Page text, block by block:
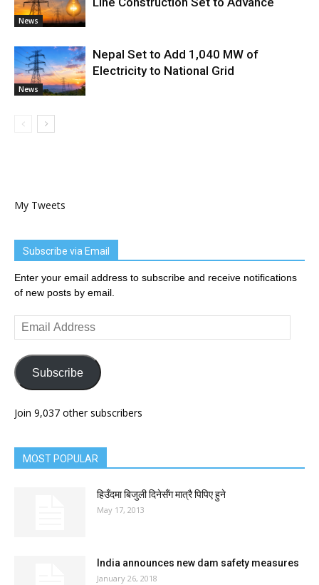
News
News
Nepal Set to Add 1,040 MW of
Electricity to National Grid
My Tweets
Subscribe via Email
Enter your email address to subscribe and receive notifications
of new posts by email.
Email
Address
Subscribe
Join 9,037 other subscribers
MOST POPULAR
हिउँदमा बिजुली दिनेसँग मात्रै पिपिए हुने
May 17, 2013
India announces new dam safety measures
January 26, 2018